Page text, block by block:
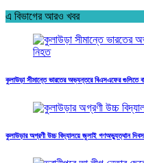
এ বিভাগের আরও খবর
কুলাউড়া সীমান্তে ভারতের অভ্যন্তরে বিএসএফের গুলিতে
কুলাউড়ার অগ্রণী উচ্চ বিদ্যালয়ে জুলাই গণঅভ্যুত্থান